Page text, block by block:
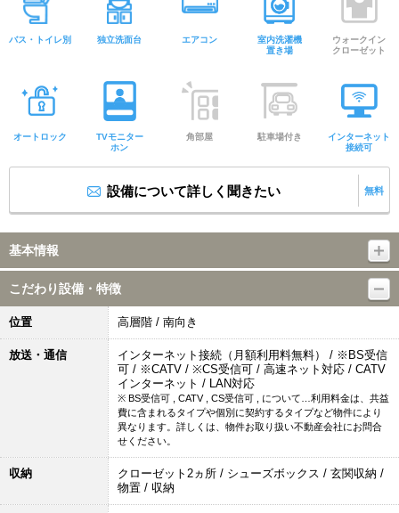
バス・トイレ別 独立洗面台 エアコン
室内洗濯機
置き場
ウォークイン
クローゼット
オートロック
TVモニター
ホン
角部屋 駐車場付き
インターネット
接続可
設備について詳しく聞きたい 無料
基本情報
こだわり設備・特徴
位置 高層階 / 南向き
放送・通信
インターネット接続（月額利用料無料） / ※BS受信
可 / ※CATV / ※CS受信可 / 高速ネット対応 / CATV
インターネット / LAN対応
※ BS受信可 , CATV , CS受信可 , について…利用料金は、共益
費に含まれるタイプや個別に契約するタイプなど物件により
異なります。詳しくは、物件お取り扱い不動産会社にお問合
せください。
収納
クローゼット2ヵ所 / シューズボックス / 玄関収納 /
物置 / 収納